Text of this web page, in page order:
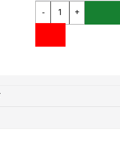
-
GENERAL
ELECTRIC
CL45A300M1
+